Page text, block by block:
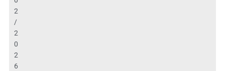
2
/
2
0
2
6